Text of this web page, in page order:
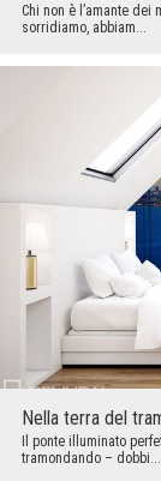
Chi non è l’amante
sorridiamo, abbiam...
Nella terra del
Il ponte illuminato
tramondando – dobbi...